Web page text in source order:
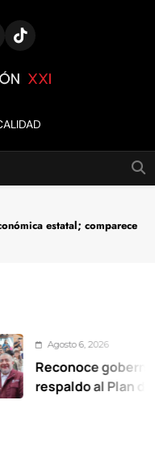
estatal; comparece
6, 2026
gobernadora al
al Plan de la Zona